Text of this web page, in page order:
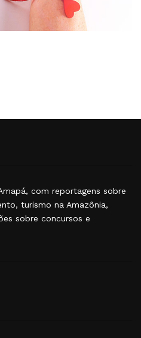
com reportagens sobre
turismo na Amazônia,
sobre concursos e